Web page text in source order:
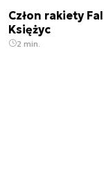
Człon rakiety
Księżyc
2 min.